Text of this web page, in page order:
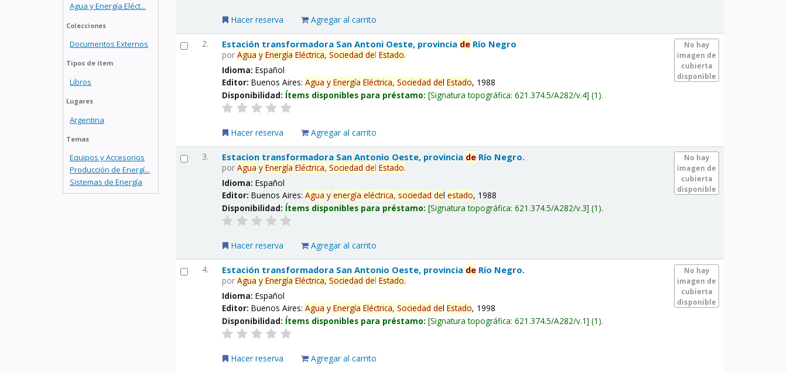
Agua y Energía Eléct...
Colecciones
Documentos Externos
Tipos de ítem
Libros
Lugares
Argentina
Temas
Equipos y Accesorios
Producción de Energí...
Sistemas de Energía
Hacer reserva Agregar al carrito
2.
No hay
imagen de
cubierta
disponible
Estación transformadora San Antoni Oeste, provincia de Río Negro
porAgua y Energía Eléctrica, Sociedad delEstado.
Idioma:Español
Editor:Buenos Aires:Agua y Energía Eléctrica, Sociedad delEstado, 1988
Disponibilidad: Ítems disponibles para préstamo: Signatura topográfica:621.374.5/A282/v.4 (1).
Hacer reserva Agregar al carrito
3.
No hay
imagen de
cubierta
disponible
Estacion transformadora San Antonio Oeste, provincia de Río Negro.
porAgua y Energía Eléctrica, Sociedad delEstado.
Idioma:Español
Editor:Buenos Aires:Agua y energía eléctrica, sociedad delestado, 1988
Disponibilidad: Ítems disponibles para préstamo: Signatura topográfica:621.374.5/A282/v.3 (1).
Hacer reserva Agregar al carrito
4.
No hay
imagen de
cubierta
disponible
Estación transformadora San Antonio Oeste, provincia de Río Negro.
porAgua y Energía Eléctrica, Sociedad delEstado.
Idioma:Español
Editor:Buenos Aires:Agua y Energía Eléctrica, Sociedad delEstado, 1998
Disponibilidad: Ítems disponibles para préstamo: Signatura topográfica:621.374.5/A282/v.1 (1).
Hacer reserva Agregar al carrito